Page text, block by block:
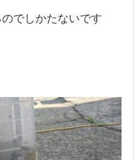
でしかたないです